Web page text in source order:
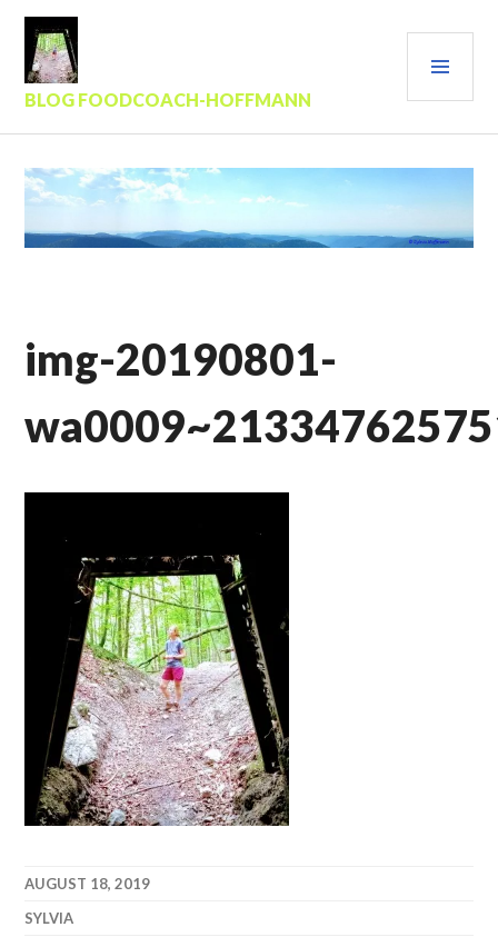
Zum
Inhalt
springen
BLOG FOODCOACH-HOFFMANN
img-20190801-
AUGUST 18, 2019
SYLVIA